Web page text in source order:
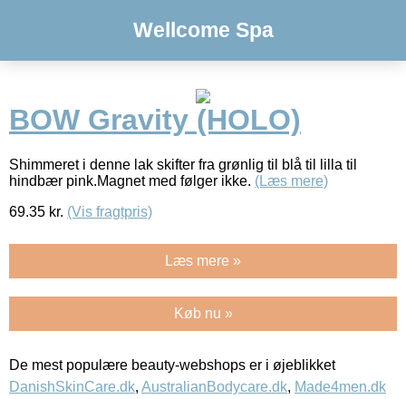
Wellcome Spa
BOW Gravity (HOLO)
Shimmeret i denne lak skifter fra grønlig til blå til lilla til
hindbær pink.Magnet med følger ikke. (Læs mere)
69.35 kr. (Vis fragtpris)
Læs mere »
Køb nu »
De mest populære beauty-webshops er i øjeblikket
DanishSkinCare.dk, AustralianBodycare.dk, Made4men.dk